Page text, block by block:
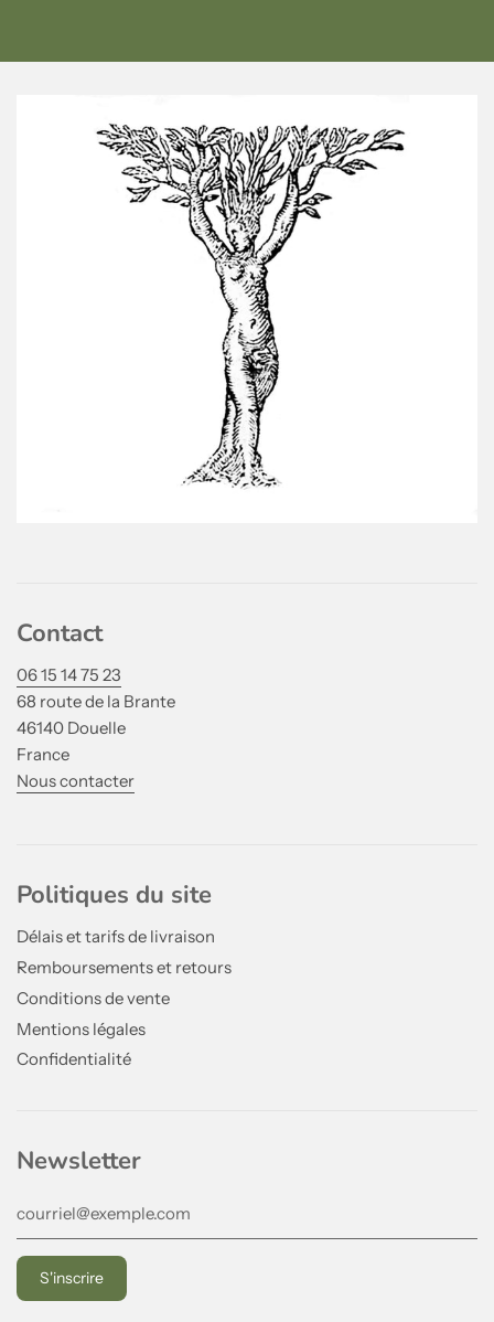
Contact
06 15 14 75 23
68 route de la Brante
46140 Douelle
France
Nous contacter
Politiques du site
Délais et tarifs de livraison
Remboursements et retours
Conditions de vente
Mentions légales
Confidentialité
Newsletter